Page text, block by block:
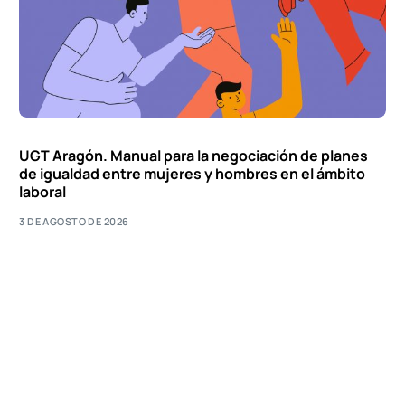
UGT Aragón. Manual para la negociación de planes
de igualdad entre mujeres y hombres en el ámbito
laboral
3 DE AGOSTO DE 2026